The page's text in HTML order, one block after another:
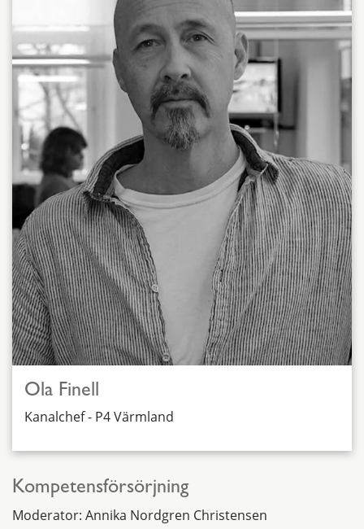
Ola Finell
Kanalchef - P4 Värmland
Kompetensförsörjning
Moderator: Annika Nordgren Christensen